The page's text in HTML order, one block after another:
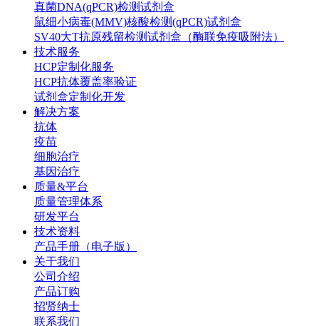
真菌DNA(qPCR)检测试剂盒
鼠细小病毒(MMV)核酸检测(qPCR)试剂盒
SV40大T抗原残留检测试剂盒（酶联免疫吸附法）
技术服务
HCP定制化服务
HCP抗体覆盖率验证
试剂盒定制化开发
解决方案
抗体
疫苗
细胞治疗
基因治疗
质量&平台
质量管理体系
研发平台
技术资料
产品手册（电子版）
关于我们
公司介绍
产品订购
招贤纳士
联系我们